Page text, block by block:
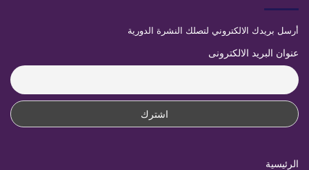
أرسل بريدك الالكتروني لتصلك النشرة الدورية
عنوان البريد الالكترونى
الرئيسية